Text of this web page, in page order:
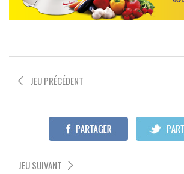
JEU PRÉCÉDENT
JEU SUIVANT